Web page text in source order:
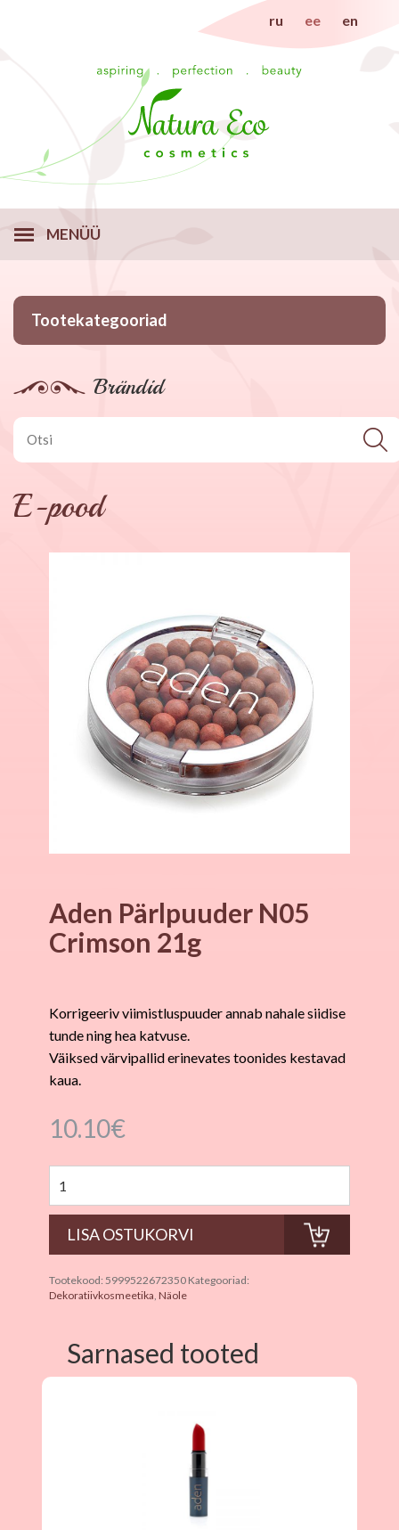
ru ee en
MENÜÜ
Tootekategooriad
Brändid
E-pood
Aden Pärlpuuder N05
Crimson 21g
Korrigeeriv viimistluspuuder annab nahale siidise
tunde ning hea katvuse.
Väiksed värvipallid erinevates toonides kestavad
kaua.
10.10€
Tootekood: 5999522672350 Kategooriad:
Dekoratiivkosmeetika, Näole
Sarnased tooted